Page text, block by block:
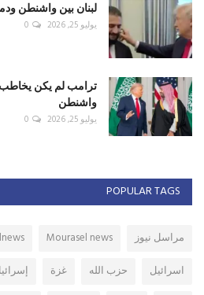
لبنان بين واشنطن
يوليو 25, 2026 0
ترامب لم يكن
واشنطن
يوليو 25, 2026 0
POPULAR TAGS
مراسل نيوز Mourasel news
اسرائيل
حزب الله غزة